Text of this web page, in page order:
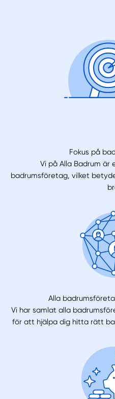
Fokus på
Vi på Alla Badrum är
badrumsföretag, vilket
Alla
Vi har samlat alla
för att hjälpa dig hitta rätt